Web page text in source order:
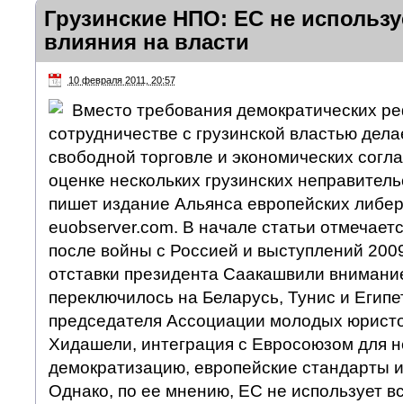
Грузинские НПО: ЕС не
влияния на власти
10 февраля 2011, 20:57
Вместо требования демократических
сотрудничестве с грузинской властью
свободной торговле и экономических
оценке нескольких грузинских
пишет издание Альянса европейских
euobserver.com. В начале статьи
после войны с Россией и выступлений
отставки президента Саакашвили
переключилось на Беларусь, Тунис и
председателя Ассоциации молодых
Хидашели, интеграция с Евросоюзом для
демократизацию, европейские стандарты
Однако, по ее мнению, ЕС не использует